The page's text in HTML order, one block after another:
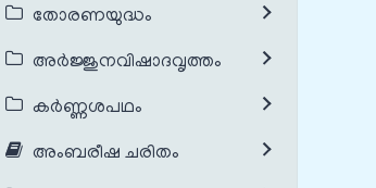
തോരണയുദ്ധം
അർജ്ജുനവിഷാദവൃത്തം
കർണ്ണശപഥം
അംബരീഷ ചരിതം